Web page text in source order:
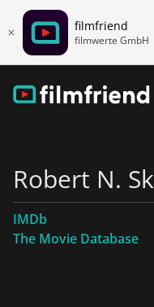
filmfriend
filmwerte GmbH
Robert N.
IMDb
The Movie Database